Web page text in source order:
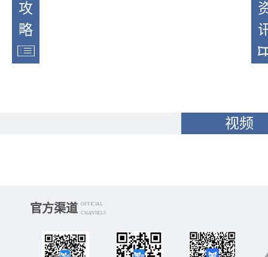
攻
略
视频
官方渠道
OFFICIAL
CHANNELS